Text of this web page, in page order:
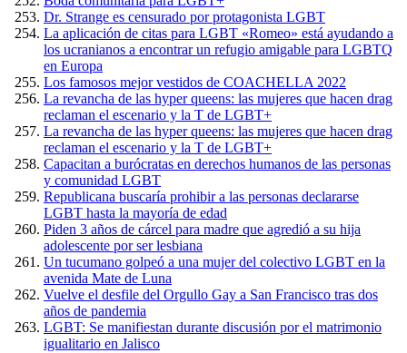
Dr. Strange es censurado por protagonista LGBT
La aplicación de citas para LGBT «Romeo» está ayudando a
los ucranianos a encontrar un refugio amigable para LGBTQ
en Europa
Los famosos mejor vestidos de COACHELLA 2022
La revancha de las hyper queens: las mujeres que hacen drag
reclaman el escenario y la T de LGBT+
La revancha de las hyper queens: las mujeres que hacen drag
reclaman el escenario y la T de LGBT+
Capacitan a burócratas en derechos humanos de las personas
y comunidad LGBT
Republicana buscaría prohibir a las personas declararse
LGBT hasta la mayoría de edad
Piden 3 años de cárcel para madre que agredió a su hija
adolescente por ser lesbiana
Un tucumano golpeó a una mujer del colectivo LGBT en la
avenida Mate de Luna
Vuelve el desfile del Orgullo Gay a San Francisco tras dos
años de pandemia
LGBT: Se manifiestan durante discusión por el matrimonio
igualitario en Jalisco